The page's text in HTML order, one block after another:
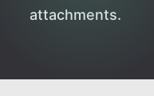
attachments.